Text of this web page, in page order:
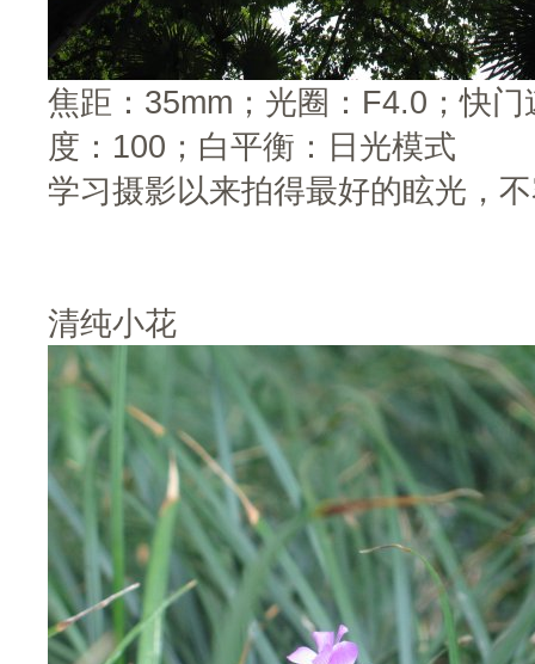
焦距：35mm；光圈：F4.0；快
度：100；白平衡：日光模式
学习摄影以来拍得最好的眩光，
清纯小花